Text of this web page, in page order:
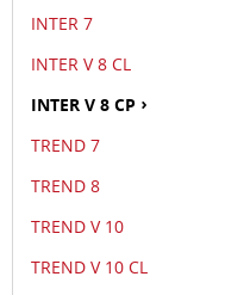
INTER 7
INTER V 8 CL
INTER V 8 CP
TREND 7
TREND 8
TREND V 10
TREND V 10 CL